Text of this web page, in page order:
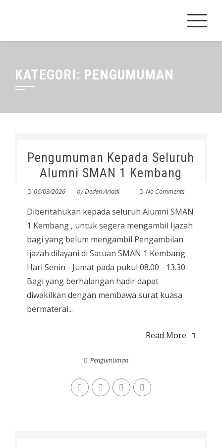
KATEGORI: PENGUMUMAN
Pengumuman Kepada Seluruh
Alumni SMAN 1 Kembang
06/03/2026 byDeden Ariadi No Comments
Diberitahukan kepada seluruh Alumni SMAN
1 Kembang , untuk segera mengambil Ijazah
bagi yang belum mengambil Pengambilan
Ijazah dilayani di Satuan SMAN 1 Kembang
Hari Senin - Jumat pada pukul 08.00 - 13.30
Bagi yang berhalangan hadir dapat
diwakilkan dengan membawa surat kuasa
bermaterai...
Read More
Pengumuman